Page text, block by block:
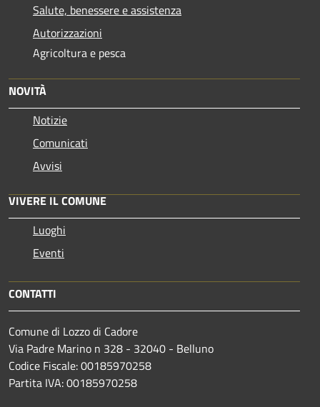
Salute, benessere e assistenza
Autorizzazioni
Agricoltura e pesca
NOVITÀ
Notizie
Comunicati
Avvisi
VIVERE IL COMUNE
Luoghi
Eventi
CONTATTI
Comune di Lozzo di Cadore
Via Padre Marino n 328 - 32040 - Belluno
Codice Fiscale: 00185970258
Partita IVA: 00185970258